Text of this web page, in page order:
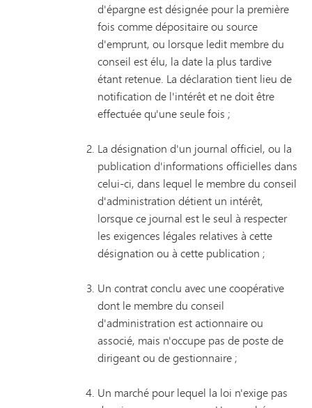
d'épargne est désignée pour la première
fois comme dépositaire ou source
d'emprunt, ou lorsque ledit membre du
conseil est élu, la date la plus tardive
étant retenue. La déclaration tient lieu de
notification de l'intérêt et ne doit être
effectuée qu'une seule fois ;
La désignation d'un journal officiel, ou la
publication d'informations officielles dans
celui-ci, dans lequel le membre du conseil
d'administration détient un intérêt,
lorsque ce journal est le seul à respecter
les exigences légales relatives à cette
désignation ou à cette publication ;
Un contrat conclu avec une coopérative
dont le membre du conseil
d'administration est actionnaire ou
associé, mais n'occupe pas de poste de
dirigeant ou de gestionnaire ;
Un marché pour lequel la loi n'exige pas